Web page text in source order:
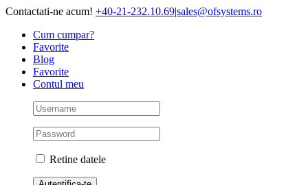
Skip
content
Contactati-ne acum! +40-21-232.10.69|sales@ofsystems.ro
Cum cumpar?
Favorite
Blog
Favorite
Contul meu
Retine datele